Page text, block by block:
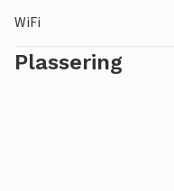
WiFi
Plassering